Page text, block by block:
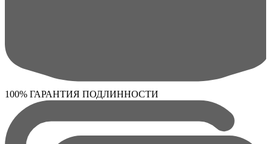
100% ГАРАНТИЯ ПОДЛИННОСТИ